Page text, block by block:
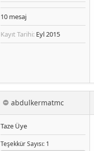
10 mesaj
Kayıt Tarihi: Eyl 2015
abdulkermatmc
Taze Üye
TeşekkürSayısı: 1